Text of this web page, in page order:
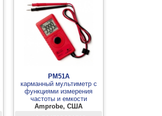
PM51A
карманный мультиметр с
функциями измерения
частоты и емкости
Amprobe, США